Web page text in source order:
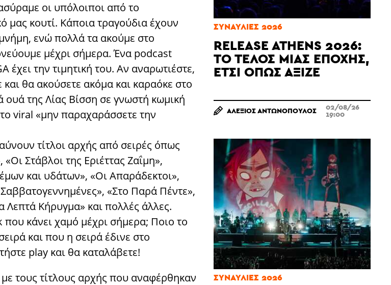
οι υπόλοιποι από το
μας κουτί. Κάποια τραγούδια έχουν
ενώ πολλά τα ακούμε στο
μέχρι σήμερα. Ένα podcast
έχει την τιμητική του. Αν αναρωτιέστε,
θα ακούσετε ακόμα και καραόκε στο
ουά της Λίας Βίσση σε γνωστή κωμική
viral «μην παραχαράσσετε την
τίτλοι αρχής από σειρές όπως
Στάβλοι της Εριέττας Ζαΐμη»,
και υδάτων», «Οι Απαράδεκτοι»,
«Στο Παρά Πέντε»,
Λεπτά Κήρυγμα» και πολλές άλλες.
που κάνει χαμό μέχρι σήμερα; Ποιο το
και που η σειρά έδινε στο
play και θα καταλάβετε!
με τους τίτλους αρχής που αναφέρθηκαν
ΣΥΝΑΥΛΊΕΣ 2026
RELEASE ATHENS 2026:
ΤΟ ΤΈΛΟΣ ΜΙΑΣ ΕΠΟΧΉΣ,
ΈΤΣΙ ΌΠΩΣ ΆΞΙΖΕ
ΑΛΈΞΙΟΣ ΑΝΤΩΝΌΠΟΥΛΟΣ 02/08/26
19:00
ΣΥΝΑΥΛΊΕΣ 2026